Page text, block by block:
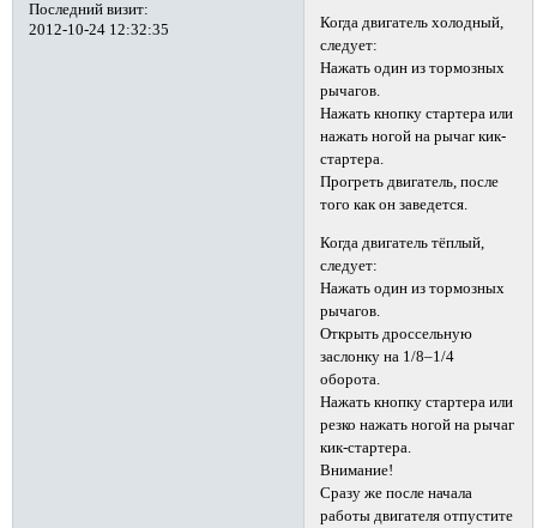
Последний визит:
2012-10-24 12:32:35
Когда двигатель холодный,
следует:
Нажать один из тормозных
рычагов.
Нажать кнопку стартера или
нажать ногой на рычаг кик-
стартера.
Прогреть двигатель, после
того как он заведется.
Когда двигатель тёплый,
следует:
Нажать один из тормозных
рычагов.
Открыть дроссельную
заслонку на 1/8–1/4
оборота.
Нажать кнопку стартера или
резко нажать ногой на рычаг
кик-стартера.
Внимание!
Сразу же после начала
работы двигателя отпустите